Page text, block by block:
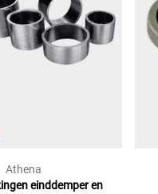
6)
6)
125I (EURO 4) (B4)
ABS (EURO 5) (C125A)
50)
125)
Athena
einddemper en